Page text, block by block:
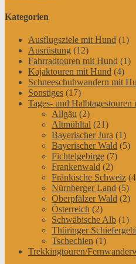
Kategorien
Ausflugsziele mit Hund (1)
Ausrüstung (12)
Fahrradtouren mit Hund (1)
Kajaktouren mit Hund (4)
Schneeschuhwandern mit
Sonstiges (17)
Tages- und Halbtagestouren
Allgäu (2)
Altmühltal (21)
Bayerischer Jura (1)
Bayerischer Wald (5)
Fichtelgebirge (7)
Frankenwald (2)
Fränkische Schweiz
Nürnberger Land (5)
Oberpfälzer Wald (2)
Österreich (2)
Schwäbische Alb (1)
Thüringer
Tschechien (1)
Trekkingtouren/